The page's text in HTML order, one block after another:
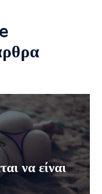
να είναι